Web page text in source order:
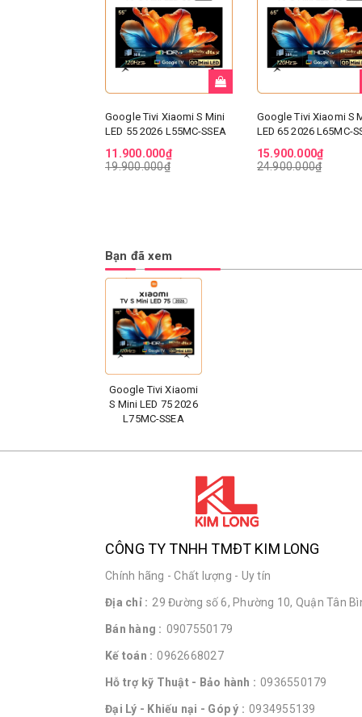
Google Tivi Xiaomi S Mini
LED 55 2026 L55MC-SSEA
11.900.000₫
19.900.000₫
Google Tivi Xiaomi S
LED 65 2026 L65MC-
15.900.000₫
24.900.000₫
Bạn đã xem
Google Tivi Xiaomi
S Mini LED 75 2026
L75MC-SSEA
CÔNG TY TNHH TMĐT KIM LONG
Chính hãng - Chất lượng - Uy tín
Địa chỉ : 29 Đường số 6, Phường 10, Quận Tân
Bán hàng : 0907550179
Kế toán : 0962668027
Hỗ trợ kỹ Thuật - Bảo hành : 0936550179
Đại Lý - Khiếu nại - Góp ý : 0934955139